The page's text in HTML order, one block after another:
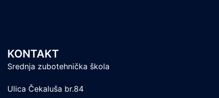
KONTAKT
Srednja zubotehnička škola
Ulica Čekaluša br.84